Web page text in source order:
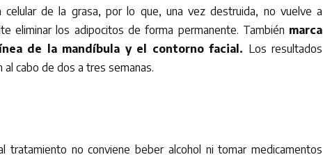
celular de la grasa, por lo que, una vez destruida, no vuelve a
eliminar los adipocitos de forma permanente. También marca
de la mandíbula y el contorno facial. Los resultados
cabo de dos a tres semanas.
tratamiento no conviene beber alcohol ni tomar medicamentos